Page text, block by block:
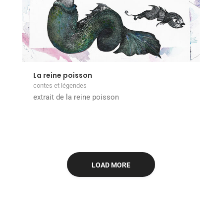
La reine poisson
contes et légendes
extrait de la reine poisson
LOAD MORE